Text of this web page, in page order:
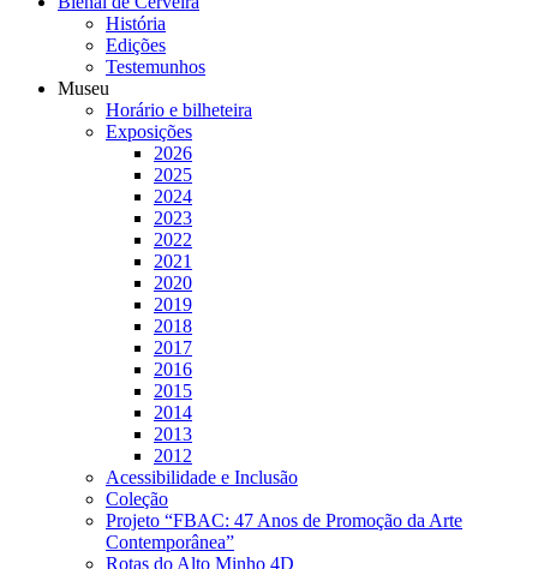
História
Edições
Testemunhos
Museu
Horário e bilheteira
Exposições
2026
2025
2024
2023
2022
2021
2020
2019
2018
2017
2016
2015
2014
2013
2012
Acessibilidade e Inclusão
Coleção
Projeto “FBAC: 47 Anos de Promoção da Arte
Contemporânea”
Rotas do Alto Minho 4D